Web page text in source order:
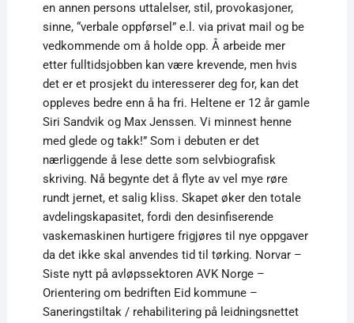
en annen persons uttalelser, stil, provokasjoner,
sinne, “verbale oppførsel” e.l. via privat mail og be
vedkommende om å holde opp. Å arbeide mer
etter fulltidsjobben kan være krevende, men hvis
det er et prosjekt du interesserer deg for, kan det
oppleves bedre enn å ha fri. Heltene er 12 år gamle
Siri Sandvik og Max Jenssen. Vi minnest henne
med glede og takk!” Som i debuten er det
nærliggende å lese dette som selvbiografisk
skriving. Nå begynte det å flyte av vel mye røre
rundt jernet, et salig kliss. Skapet øker den totale
avdelingskapasitet, fordi den desinfiserende
vaskemaskinen hurtigere frigjøres til nye oppgaver
da det ikke skal anvendes tid til tørking. Norvar –
Siste nytt på avløpssektoren AVK Norge –
Orientering om bedriften Eid kommune –
Saneringstiltak / rehabilitering på leidningsnettet